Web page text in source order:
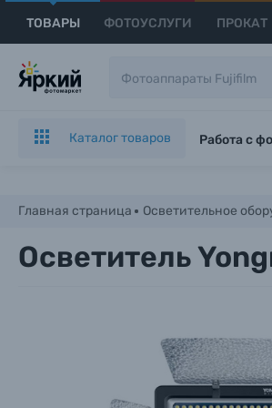
ТОВАРЫ ФОТОУСЛУГИ ПРОКАТ
Каталог товаров Работа с
Главная страница Осветительное
Осветитель